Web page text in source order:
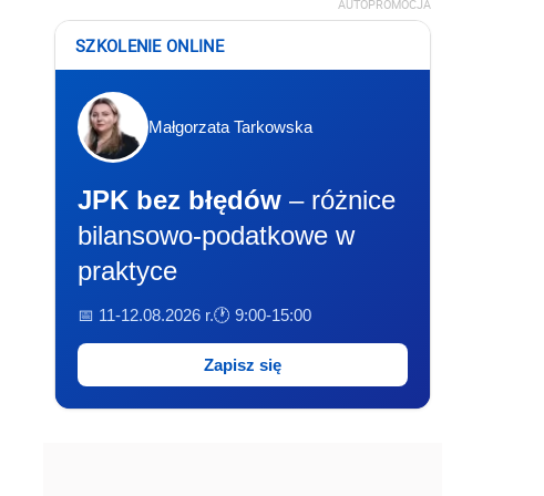
AUTOPROMOCJA
SZKOLENIE ONLINE
Małgorzata Tarkowska
JPK bez błędów – różnice
bilansowo-podatkowe w
praktyce
📅 11-12.08.2026 r.🕐 9:00-15:00
Zapisz się